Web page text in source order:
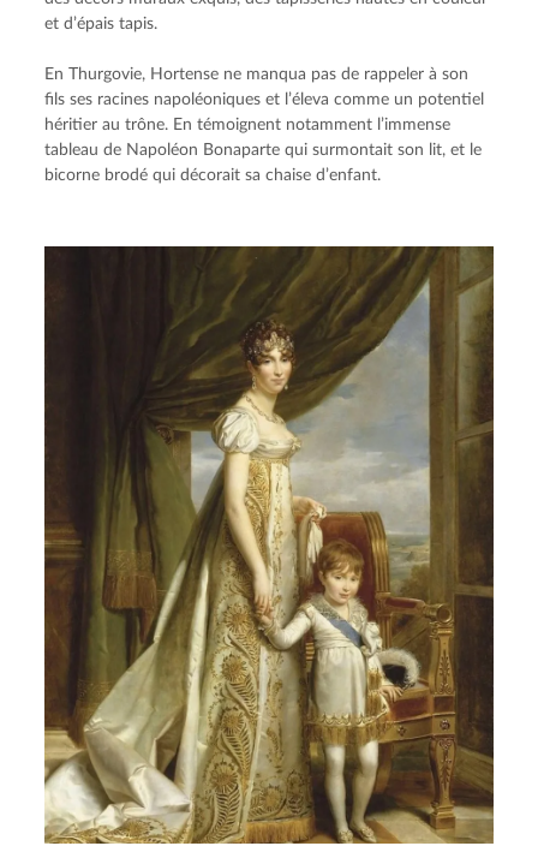
et d’épais tapis.
En Thurgovie, Hortense ne manqua pas de rappeler à son
fils ses racines napoléoniques et l’éleva comme un potentiel
héritier au trône. En témoignent notamment l’immense
tableau de Napoléon Bonaparte qui surmontait son lit, et le
bicorne brodé qui décorait sa chaise d’enfant.